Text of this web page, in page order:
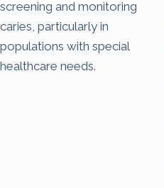
screening and monitoring
caries, particularly in
populations with special
healthcare needs.